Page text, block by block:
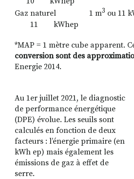
Gaz naturel 1 m3 ou
11 kWhep
*MAP = 1 mètre cube apparent.
conversion sont des
Energie 2014.
Au 1er juillet 2021, le diagnostic
de performance énergétique
(DPE) évolue. Les seuils sont
calculés en fonction de deux
facteurs : l’énergie primaire (en
kWh ep) mais également les
émissions de gaz à effet de
serre.